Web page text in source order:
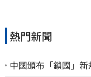
熱門新聞
中國頒布「鎖國」